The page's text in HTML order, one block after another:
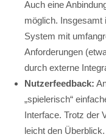
Auch eine
möglich. Insgesamt
System mit
Anforderungen
durch externe
Nutzerfeedback:
„spielerisch“
Interface. Trotz der
leicht den